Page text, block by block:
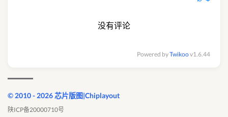
没有评论
Powered byTwikoov1.6.44
© 2010 - 2026 芯片版图|Chiplayout
陕ICP备20000710号